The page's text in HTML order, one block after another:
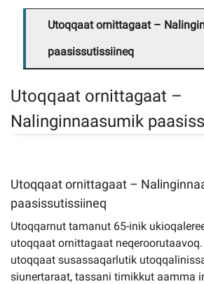
Utoqqaat ornittagaat –
paasissutissiineq
Utoqqaat ornittagaat –
Nalinginnaasumik
Utoqqaat ornittagaat –
paasissutissiineq
Utoqqarnut tamanut 65-inik
utoqqaat ornittagaat
utoqqaat susassaqarlutik
siunertaraat, tassani timikkut aamma